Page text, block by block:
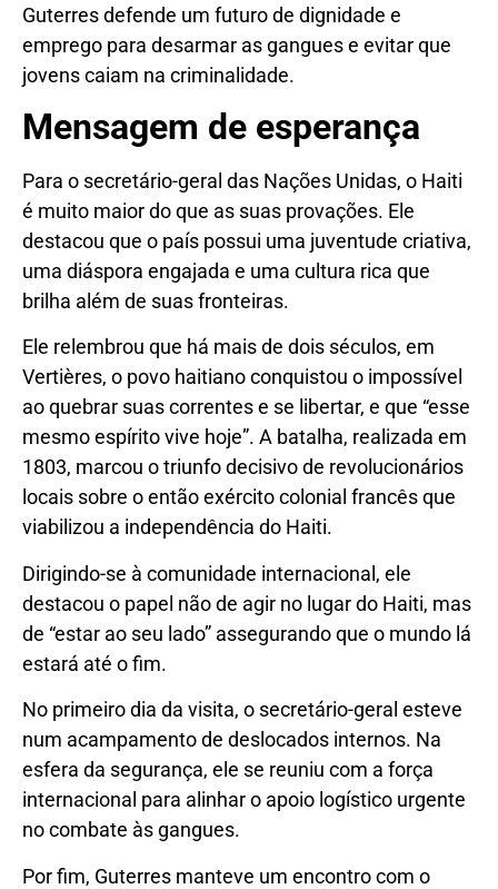
Guterres defende um futuro de dignidade e
emprego para desarmar as gangues e evitar que
jovens caiam na criminalidade.
Mensagem de esperança
Para o secretário-geral das Nações Unidas, o Haiti
é muito maior do que as suas provações. Ele
destacou que o país possui uma juventude criativa,
uma diáspora engajada e uma cultura rica que
brilha além de suas fronteiras.
Ele relembrou que há mais de dois séculos, em
Vertières, o povo haitiano conquistou o impossível
ao quebrar suas correntes e se libertar, e que “esse
mesmo espírito vive hoje”. A batalha, realizada em
1803, marcou o triunfo decisivo de revolucionários
locais sobre o então exército colonial francês que
viabilizou a independência do Haiti.
Dirigindo-se à comunidade internacional, ele
destacou o papel não de agir no lugar do Haiti, mas
de “estar ao seu lado” assegurando que o mundo lá
estará até o fim.
No primeiro dia da visita, o secretário-geral esteve
num acampamento de deslocados internos. Na
esfera da segurança, ele se reuniu com a força
internacional para alinhar o apoio logístico urgente
no combate às gangues.
Por fim, Guterres manteve um encontro com o